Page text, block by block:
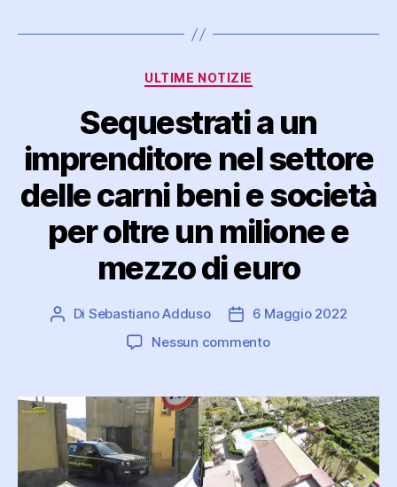
Categorie
ULTIME NOTIZIE
Sequestrati a un
imprenditore nel settore
delle carni beni e società
per oltre un milione e
mezzo di euro
Autore
Di Sebastiano Adduso
Data
dell'articolo
6 Maggio 2022
Nessun commentosu
un
imprenditore
nel
settore
delle